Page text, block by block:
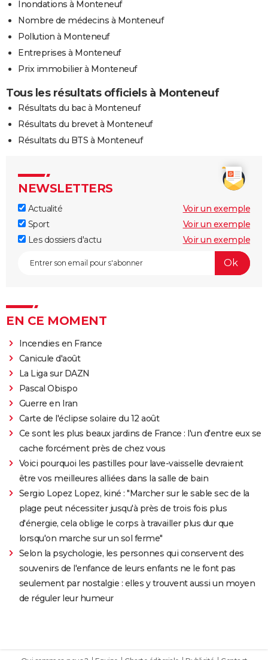
Inondations à Monteneuf
Nombre de médecins à Monteneuf
Pollution à Monteneuf
Entreprises à Monteneuf
Prix immobilier à Monteneuf
Tous les résultats officiels à Monteneuf
Résultats du bac à Monteneuf
Résultats du brevet à Monteneuf
Résultats du BTS à Monteneuf
NEWSLETTERS
Actualité
Voir un exemple
Sport
Voir un exemple
Les dossiers d'actu
Voir un exemple
EN CE MOMENT
Incendies en France
Canicule d'août
La Liga sur DAZN
Pascal Obispo
Guerre en Iran
Carte de l'éclipse solaire du 12 août
Ce sont les plus beaux jardins de France : l'un d'entre eux se
cache forcément près de chez vous
Voici pourquoi les pastilles pour lave-vaisselle devraient
être vos meilleures alliées dans la salle de bain
Sergio Lopez Lopez, kiné : "Marcher sur le sable sec de la
plage peut nécessiter jusqu'à près de trois fois plus
d'énergie, cela oblige le corps à travailler plus dur que
lorsqu'on marche sur un sol ferme"
Selon la psychologie, les personnes qui conservent des
souvenirs de l'enfance de leurs enfants ne le font pas
seulement par nostalgie : elles y trouvent aussi un moyen
de réguler leur humeur